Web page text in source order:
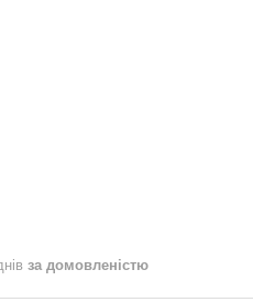
за домовленістю